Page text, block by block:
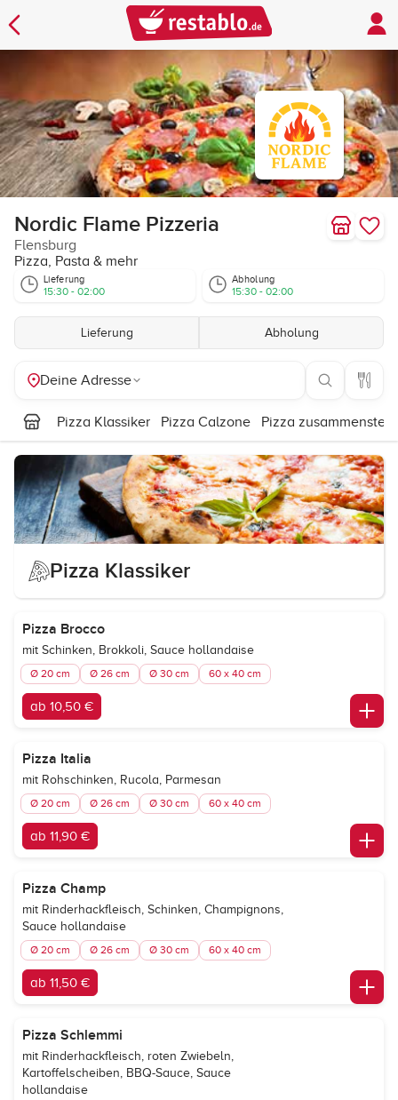
Nordic Flame Pizzeria
Flensburg
Pizza, Pasta & mehr
Lieferung
15:30 - 02:00
Abholung
15:30 - 02:00
Lieferung Abholung
Deine Adresse
Pizza Klassiker Pizza Calzone Pizza
Pizza Klassiker
Pizza Brocco
mit Schinken, Brokkoli, Sauce hollandaise
Ø 20 cm Ø 26 cm Ø 30 cm 60 x 40 cm
ab 10,50 €
Pizza Italia
mit Rohschinken, Rucola, Parmesan
Ø 20 cm Ø 26 cm Ø 30 cm 60 x 40 cm
ab 11,90 €
Pizza Champ
mit Rinderhackfleisch, Schinken, Champignons,
Sauce hollandaise
Ø 20 cm Ø 26 cm Ø 30 cm 60 x 40 cm
ab 11,50 €
Pizza Schlemmi
mit Rinderhackfleisch, roten Zwiebeln,
Kartoffelscheiben, BBQ-Sauce, Sauce
hollandaise